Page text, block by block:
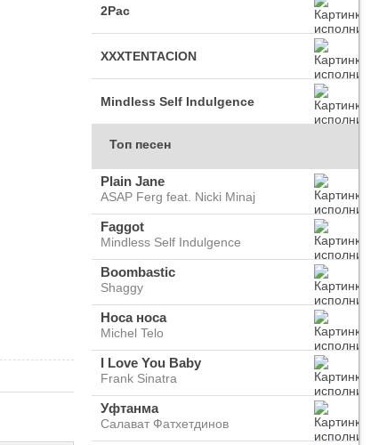
2Pac
XXXTENTACION
Mindless Self Indulgence
Топ песен
Plain Jane
ASAP Ferg feat. Nicki Minaj
Faggot
Mindless Self Indulgence
Boombastic
Shaggy
Носа носа
Michel Telo
I Love You Baby
Frank Sinatra
Уфтанма
Салават Фатхетдинов